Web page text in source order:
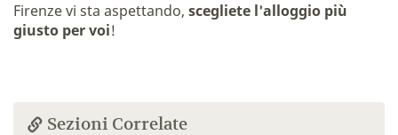
Firenze vi sta aspettando, scegliete l'alloggio più
giusto per voi!
Sezioni Correlate